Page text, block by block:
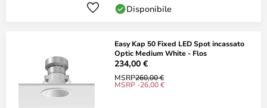
Disponibile
Easy Kap 50 Fixed LED Spot incassato
Optic Medium White - Flos
234,00 €
MSRP260,00 €
MSRP -26,00 €